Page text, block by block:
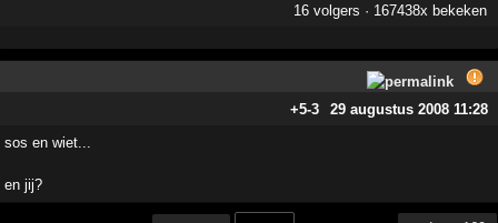
16 volgers · 167438x bekeken
+5-3 29 augustus 2008 11:28
sos en wiet...
en jij?